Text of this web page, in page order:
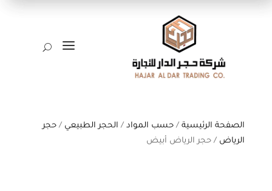
a
U
الصفحة الرئيسية/ حسب المواد/ الحجر الطبيعي / حجر
الرياض / حجر الرياض أبيض